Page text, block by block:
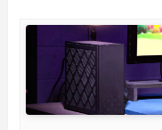
搭載のベアボーンPC